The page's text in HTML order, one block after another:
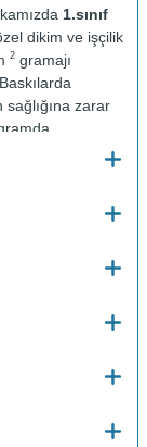
1.sınıf
dikim ve işçilik
2 gramajı
Baskılarda
zarar
ısıda ve tersten